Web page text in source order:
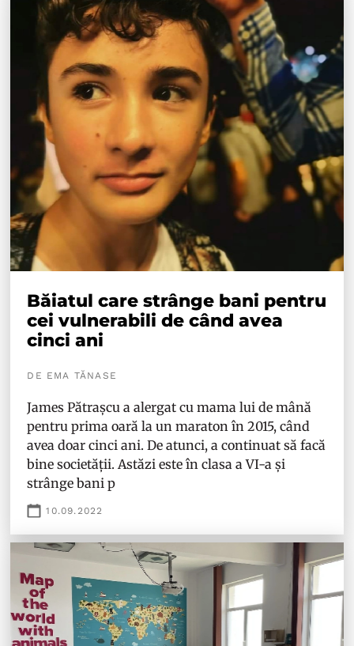
Băiatul care strânge bani pentru
cei vulnerabili de când avea
cinci ani
DE EMA TĂNASE
James Pătrașcu a alergat cu mama lui de mână
pentru prima oară la un maraton în 2015, când
avea doar cinci ani. De atunci, a continuat să facă
bine societății. Astăzi este în clasa a VI-a și
strânge bani p
10.09.2022